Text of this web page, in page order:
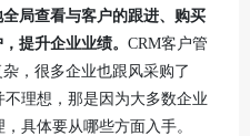
局查看与客户的跟进、购买
提升企业业绩。 CRM客户管
，很多企业也跟风采购了
理想，那是因为大多数企业
具体要从哪些方面入手。